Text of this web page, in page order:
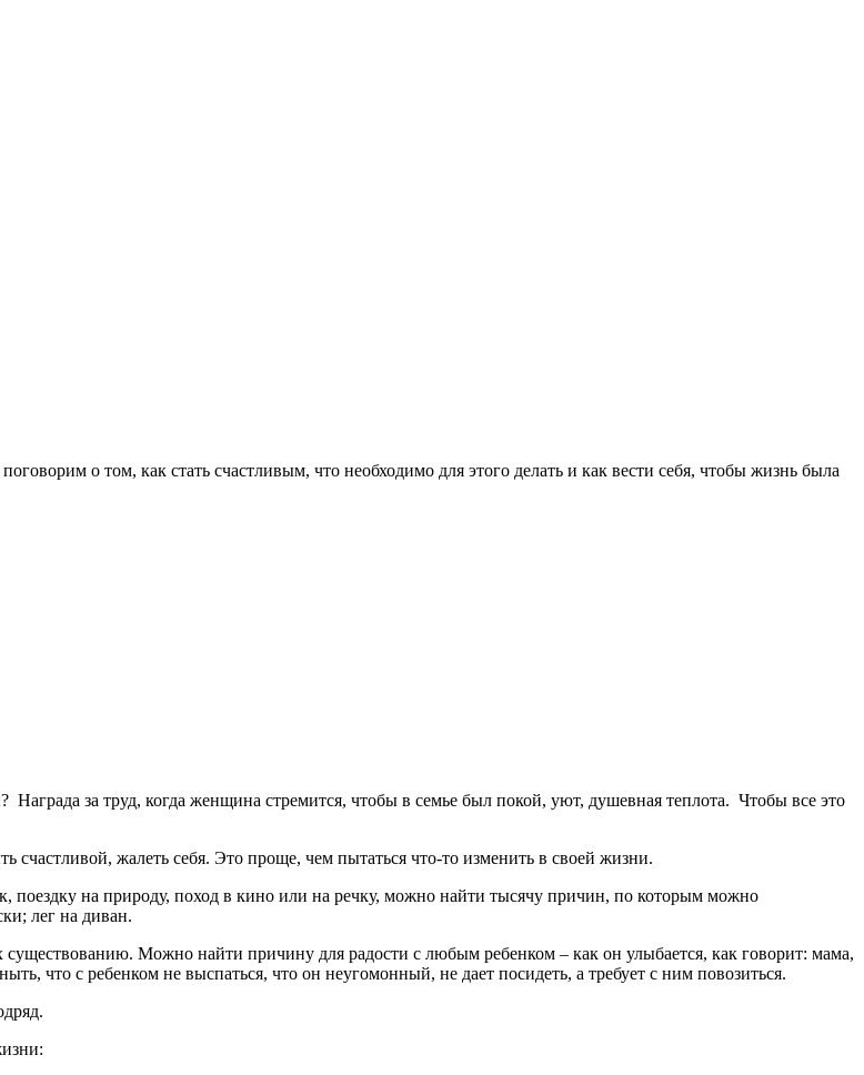
о том, как стать счастливым, что необходимо для этого делать и как вести себя, чтобы жизнь была
Награда за труд, когда женщина стремится, чтобы в семье был покой, уют, душевная теплота. Чтобы все это
жалеть себя. Это проще, чем пытаться что-то изменить в своей жизни.
поездку на природу, поход в кино или на речку, можно найти тысячу причин, по которым можно
лег на диван.
существованию. Можно найти причину для радости с любым ребенком – как он улыбается, как говорит: мама,
что с ребенком не выспаться, что он неугомонный, не дает посидеть, а требует с ним повозиться.